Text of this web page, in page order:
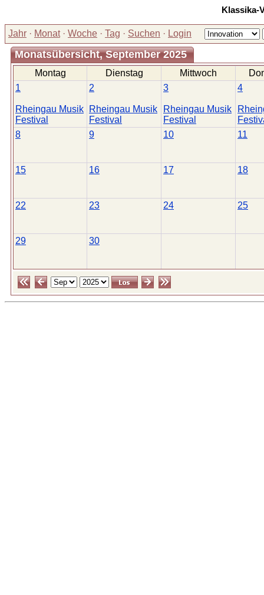
Klassika-
Jahr · Monat· Woche · Tag · Suchen · Login
Monatsübersicht, September 2025
Montag Dienstag Mittwoch
1
Rheingau Musik
Festival
2
Rheingau Musik
Festival
3
Rheingau Musik
Festival
4
8
9 10 11
15 16 17 18
22 23 24 25
29 30